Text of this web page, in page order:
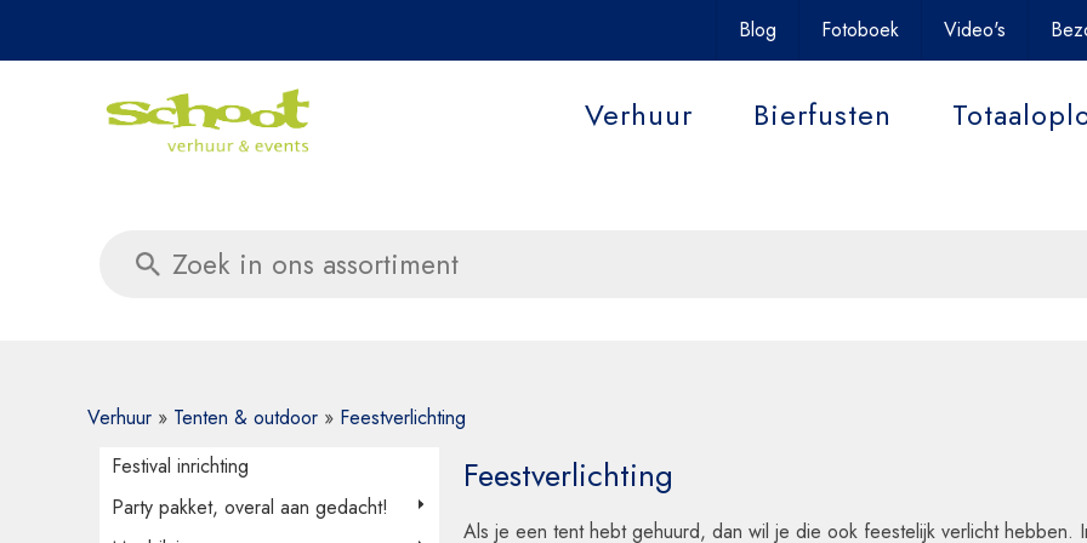
Blog Fotoboek Video's
Verhuur Bierfusten
Daag ons uit uw event onvergetelijk
Verhuur » Tenten & outdoor » Feestverlichting
Festival inrichting
Party pakket, overal aan gedacht!
Feestverlichting
Als je een tent hebt gehuurd, dan wil je die ook feestelijk verlicht hebben.